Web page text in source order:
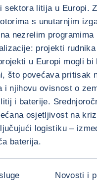
sektora litija u Europi.
s unutarnjim
nezrelim programima
projekti
u Europi mogli bi
što povećava pritisak
i njihovu ovisnost o
i baterije.
osjetljivost na
logistiku –
baterija.
Novosti i